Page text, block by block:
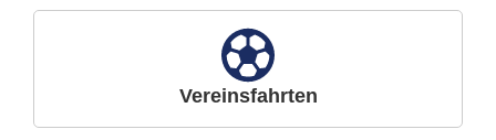
Vereinsfahrten